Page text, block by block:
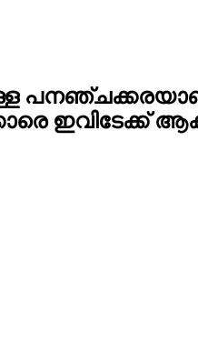
പനഞ്ചക്കരയാണ്
ഇവിടേക്ക്